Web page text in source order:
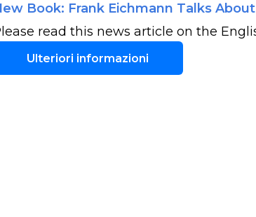
Book: Frank Eichmann Talks
read this news article on the
Ulteriori informazioni